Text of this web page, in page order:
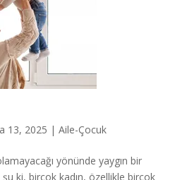
13, 2025 | Aile-Çocuk
yönünde yaygın bir
şu ki, birçok kadın, özellikle birçok